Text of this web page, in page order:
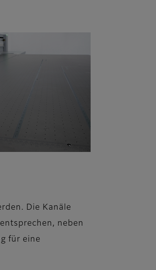
Die Kanäle
neben
für eine